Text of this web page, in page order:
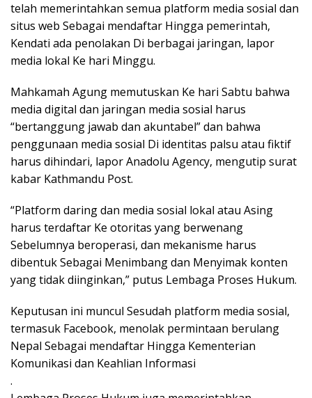
telah memerintahkan semua platform media sosial dan
situs web Sebagai mendaftar Hingga pemerintah,
Kendati ada penolakan Di berbagai jaringan, lapor
media lokal Ke hari Minggu.
Mahkamah Agung memutuskan Ke hari Sabtu bahwa
media digital dan jaringan media sosial harus
“bertanggung jawab dan akuntabel” dan bahwa
penggunaan media sosial Di identitas palsu atau fiktif
harus dihindari, lapor Anadolu Agency, mengutip surat
kabar Kathmandu Post.
“Platform daring dan media sosial lokal atau Asing
harus terdaftar Ke otoritas yang berwenang
Sebelumnya beroperasi, dan mekanisme harus
dibentuk Sebagai Menimbang dan Menyimak konten
yang tidak diinginkan,” putus Lembaga Proses Hukum.
Keputusan ini muncul Sesudah platform media sosial,
termasuk Facebook, menolak permintaan berulang
Nepal Sebagai mendaftar Hingga Kementerian
Komunikasi dan Keahlian Informasi
.